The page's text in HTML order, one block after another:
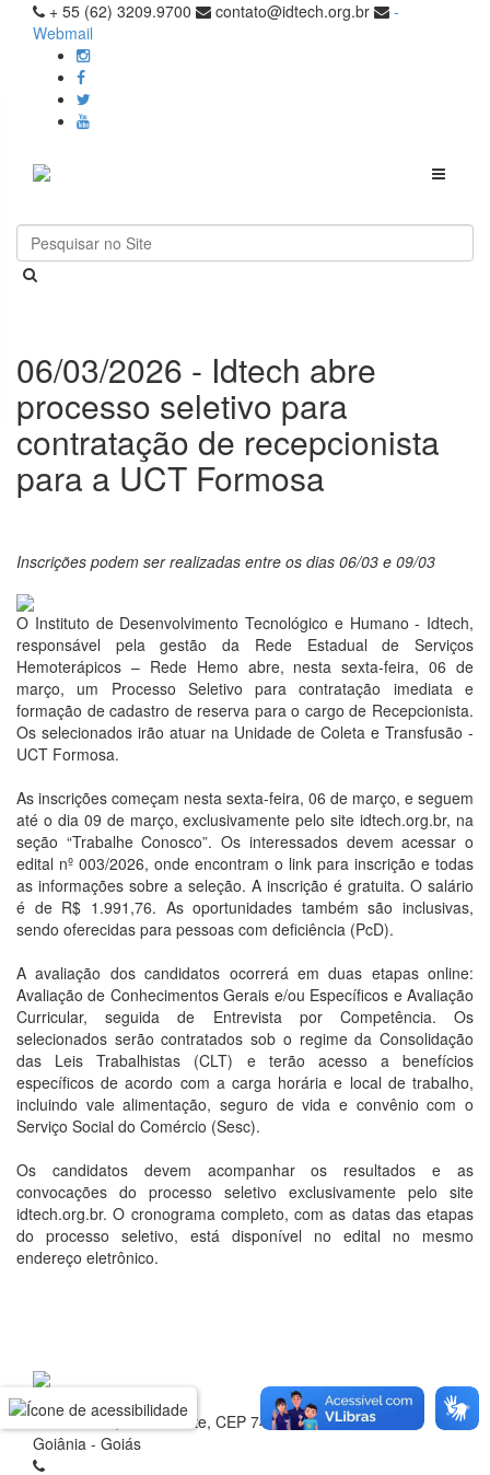
+ 55 (62) 3209.9700 contato@idtech.org.br
-
Webmail
Toggle
06/03/2026 - Idtech abre
processo seletivo para
contratação de recepcionista
para a UCT Formosa
Inscrições podem ser realizadas entre os dias 06/03 e 09/03
O Instituto de Desenvolvimento Tecnológico e Humano - Idtech,
responsável pela gestão da Rede Estadual de Serviços
Hemoterápicos – Rede Hemo abre, nesta sexta-feira, 06 de
março, um Processo Seletivo para contratação imediata e
formação de cadastro de reserva para o cargo de Recepcionista.
Os selecionados irão atuar na Unidade de Coleta e Transfusão -
UCT Formosa.
As inscrições começam nesta sexta-feira, 06 de março, e seguem
até o dia 09 de março, exclusivamente pelo site idtech.org.br, na
seção “Trabalhe Conosco”. Os interessados devem acessar o
edital nº 003/2026, onde encontram o link para inscrição e todas
as informações sobre a seleção. A inscrição é gratuita. O salário
é de R$ 1.991,76. As oportunidades também são inclusivas,
sendo oferecidas para pessoas com deficiência (PcD).
A avaliação dos candidatos ocorrerá em duas etapas online:
Avaliação de Conhecimentos Gerais e/ou Específicos e Avaliação
Curricular, seguida de Entrevista por Competência. Os
selecionados serão contratados sob o regime da Consolidação
das Leis Trabalhistas (CLT) e terão acesso a benefícios
específicos de acordo com a carga horária e local de trabalho,
incluindo vale alimentação, seguro de vida e convênio com o
Serviço Social do Comércio (Sesc).
Os candidatos devem acompanhar os resultados e as
convocações do processo seletivo exclusivamente pelo site
idtech.org.br. O cronograma completo, com as datas das etapas
do processo seletivo, está disponível no edital no mesmo
endereço eletrônico.
Rua 1 nº 60, Setor Oeste, CEP 74.115-040
Goiânia - Goiás